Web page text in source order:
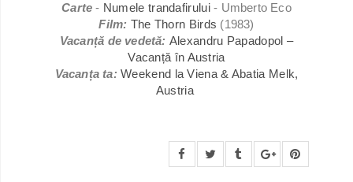
Carte - Numele trandafirului- Umberto Eco
Film: The Thorn Birds (1983)
Vacanță de vedetă: Alexandru Papadopol –
Vacanță în Austria
Vacanța ta: Weekend la Viena & Abatia Melk,
Austria